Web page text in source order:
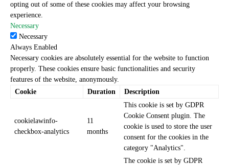
opting out of some of these cookies may affect your browsing
experience.
Necessary
Necessary
Always Enabled
Necessary cookies are absolutely essential for the website to function
properly. These cookies ensure basic functionalities and security
features of the website, anonymously.
Cookie
Duration Description
cookielawinfo-
checkbox-analytics
11
months
This cookie is set by GDPR
Cookie Consent plugin. The
cookie is used to store the user
consent for the cookies in the
category "Analytics".
The cookie is set by GDPR